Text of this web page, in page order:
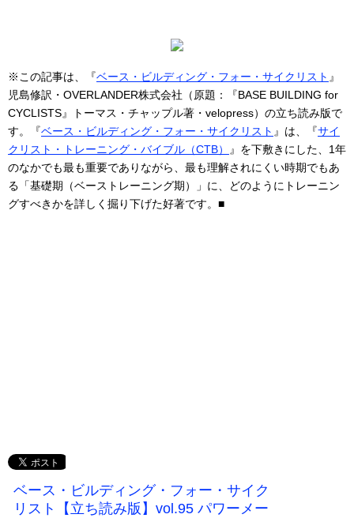
※この記事は、『ベース・ビルディング・フォー・サイクリスト 』
児島修訳・OVERLANDER株式会社（原題：『BASE BUILDING for
CYCLISTS』トーマス・チャップル著・velopress）の立ち読み版で
す。『ベース・ビルディング・フォー・サイクリスト 』は、『サイ
クリスト・トレーニング・バイブル（CTB）
』を下敷きにした、1年
のなかでも最も重要でありながら、最も理解されにくい時期でもあ
る「基礎期（ベーストレーニング期）」に、どのようにトレーニン
グすべきかを詳しく掘り下げた好著です。■
ベース・ビルディング・フォー・サイク
リスト【立ち読み版】vol.95 パワーメー